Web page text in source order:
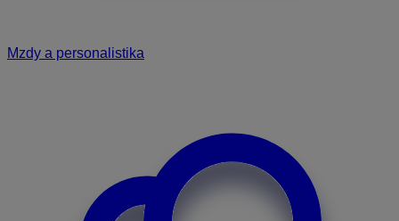
Mzdy a personalistika